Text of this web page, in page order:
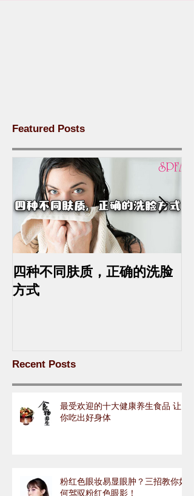
Featured Posts
四种不同肤质，正确的洗脸
方式
Recent Posts
最受欢迎的十大健康养生食品 让
你吃出好身体
粉红色眼妆易显眼肿？三招教你如
何驾驭粉红色眼影！